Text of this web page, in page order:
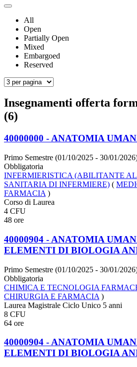
All
Open
Partially Open
Mixed
Embargoed
Reserved
Insegnamenti offerta
(6)
40000000 - ANATOMIA
Primo Semestre (01/10/2025 - 30/01/
Obbligatoria
INFERMIERISTICA (ABILITANTE
SANITARIA DI INFERMIERE) (
FARMACIA )
Corso di Laurea
4 CFU
48 ore
40000904 - ANATOMIA
ELEMENTI DI BIOLOGIA
Primo Semestre (01/10/2025 - 30/01/
Obbligatoria
CHIMICA E TECNOLOGIA
CHIRURGIA E FARMACIA )
Laurea Magistrale Ciclo Unico 5 anni
8 CFU
64 ore
40000904 - ANATOMIA
ELEMENTI DI BIOLOGIA